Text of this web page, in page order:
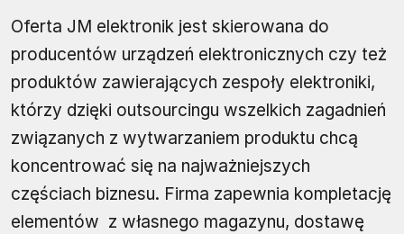
Oferta JM elektronik jest skierowana do
producentów urządzeń elektronicznych czy też
produktów zawierających zespoły elektroniki,
którzy dzięki outsourcingu wszelkich zagadnień
związanych z wytwarzaniem produktu chcą
koncentrować się na najważniejszych
częściach biznesu. Firma zapewnia kompletację
elementów z własnego magazynu, dostawę